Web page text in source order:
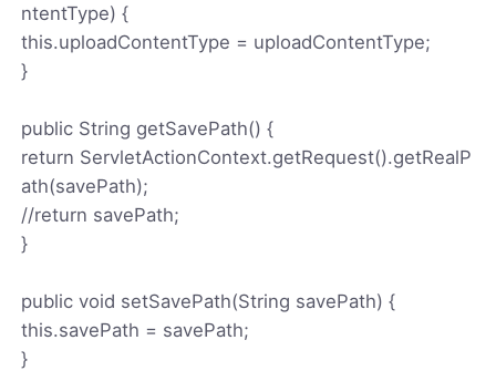
ntentType) {
this.uploadContentType = uploadContentType;
}
public String getSavePath() {
return ServletActionContext.getRequest().getRealP
ath(savePath);
//return savePath;
}
public void setSavePath(String savePath) {
this.savePath = savePath;
}